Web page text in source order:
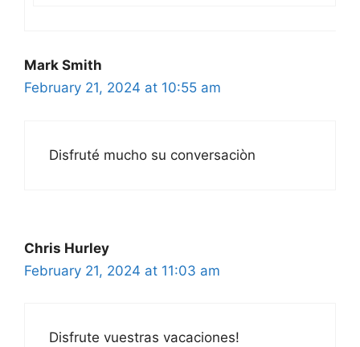
Mark Smith
February 21, 2024 at 10:55 am
Disfruté mucho su conversaciòn
Chris Hurley
February 21, 2024 at 11:03 am
Disfrute vuestras vacaciones!